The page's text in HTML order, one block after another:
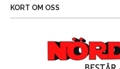
KORT OM OSS